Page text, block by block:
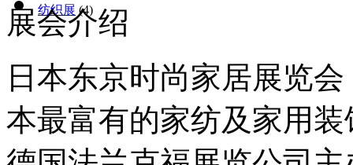
纺织展 (4)
展会介绍
日本东京时尚家居展览会
本最富有的家纺及家用